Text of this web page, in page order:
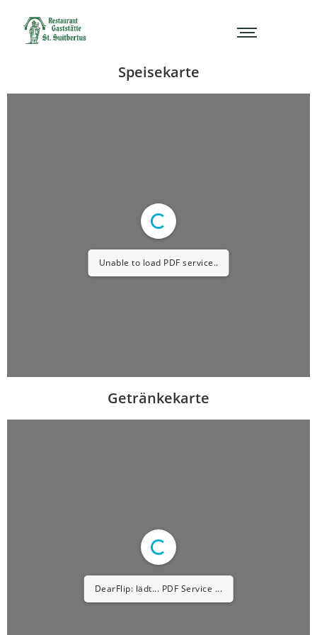
Speisekarte
Unable to load PDF service..
Getränkekarte
DearFlip: lädt... PDF Service ...